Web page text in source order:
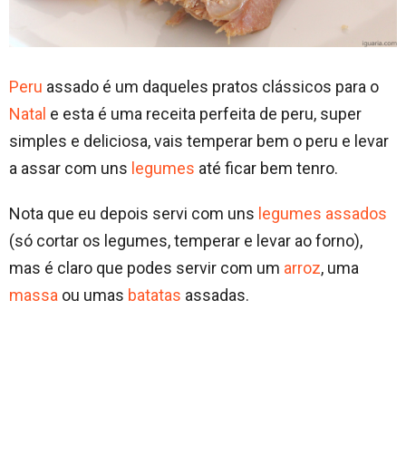
Peru assado é um daqueles pratos clássicos para o
Natal e esta é uma receita perfeita de peru, super
simples e deliciosa, vais temperar bem o peru e levar
a assar com uns legumes até ficar bem tenro.
Nota que eu depois servi com uns legumes assados
(só cortar os legumes, temperar e levar ao forno),
mas é claro que podes servir com um arroz, uma
massa ou umas batatas assadas.